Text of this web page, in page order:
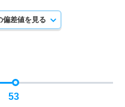
偏差値を見る
53